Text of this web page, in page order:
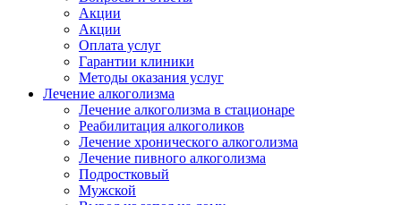
Акции
Акции
Оплата услуг
Гарантии клиники
Методы оказания услуг
Лечение алкоголизма
Лечение алкоголизма в стационаре
Реабилитация алкоголиков
Лечение хронического алкоголизма
Лечение пивного алкоголизма
Подростковый
Мужской